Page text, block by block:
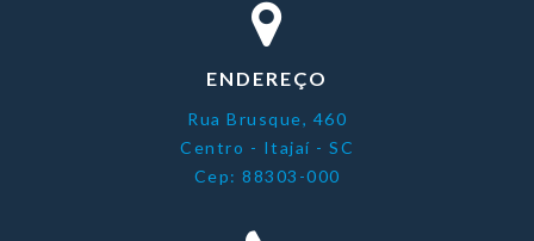
ENDEREÇO
Rua Brusque, 460
Centro - Itajaí - SC
Cep: 88303-000